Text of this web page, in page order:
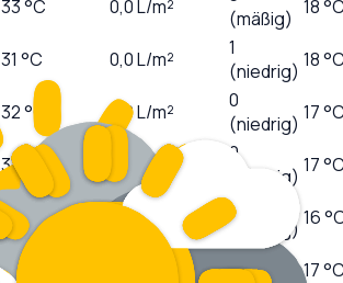
33°C 0,0L/m²
(mäßig) 18
31 °C 0,0L/m²
1
(niedrig) 18
32°C 0,0L/m²
0
(niedrig) 17
31 0,0 L/m²
0
(niedrig) 17
29°C 0,0L/m²
0
(niedrig)16
27 17